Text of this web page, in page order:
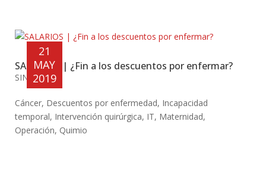
SALARIOS | ¿Fin a los descuentos por enfermar?
21
MAY
2019
SINDICAL
Cáncer, Descuentos por enfermedad, Incapacidad
temporal, Intervención quirúrgica, IT, Maternidad,
Operación, Quimio